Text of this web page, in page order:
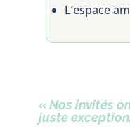
L’espace
« Nos invités
juste